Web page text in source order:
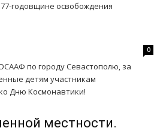
годовщине освобождения
0
по городу Севастополю, за
детям участникам
Дню Космонавтики!
местности.